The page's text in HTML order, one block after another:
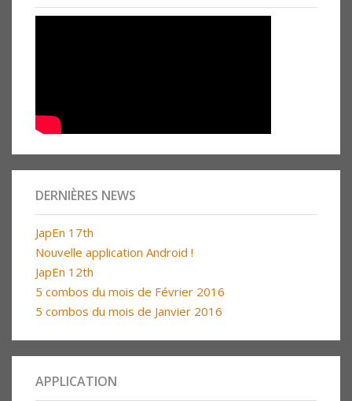
DERNIÈRES NEWS
JapEn 17th
Nouvelle application Android !
JapEn 12th
5 combos du mois de Février 2016
5 combos du mois de Janvier 2016
APPLICATION